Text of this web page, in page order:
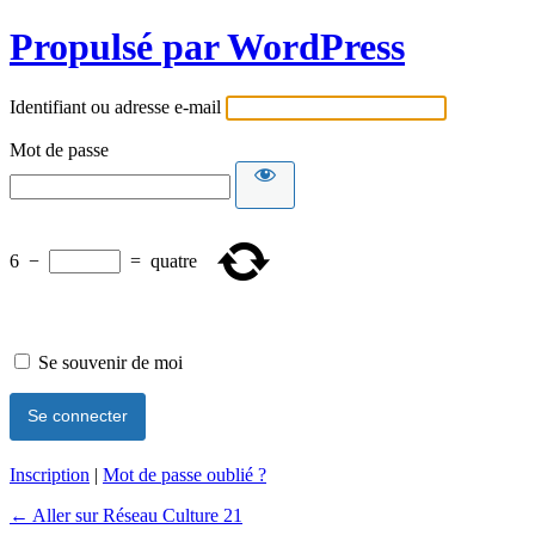
Propulsé par WordPress
Identifiant ou adresse e-mail
Mot de passe
6 − = quatre
Se souvenir de moi
Inscription | Mot de passe oublié ?
← Aller sur Réseau Culture 21